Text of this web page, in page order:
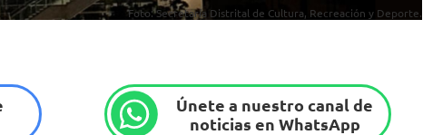
Foto: Secretaría Distrital de Cultura, Recreación y Deporte.
Únete a nuestro canal de
noticias en WhatsApp